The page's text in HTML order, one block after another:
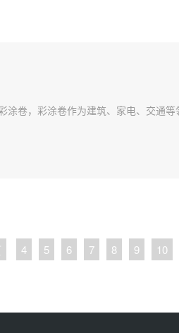
涂卷，彩涂卷作为建筑、家电、交通
4 5 6 7 8 9 10